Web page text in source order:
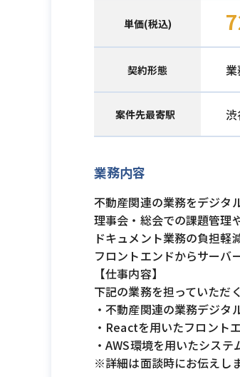
単価(税込)
契約形態 業
案件先最寄駅
業務内容
不動産関連の業務をデジタ
理事会・総会での課題管理
ドキュメント業務の負担軽
フロントエンドからサーバ
【仕事内容】
下記の業務を担っていただ
・不動産関連の業務デジ
・Reactを用いたフロント
・AWS環境を用いたシステ
※詳細は面談時にお伝えしま